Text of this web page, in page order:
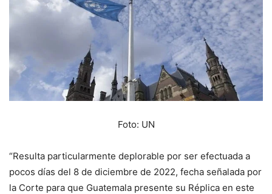
Foto: UN
“Resulta particularmente deplorable por ser efectuada a
pocos días del 8 de diciembre de 2022, fecha señalada por
la Corte para que Guatemala presente su Réplica en este